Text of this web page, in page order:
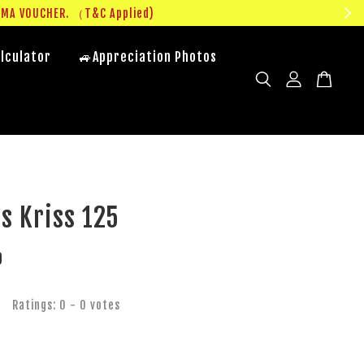
VOUCHER. （T&C Applied)
🚙Appreciation Photos
Kriss 125
Ratings: 0 - 0 votes